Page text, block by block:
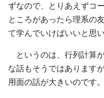
ずなので、とりあえずコ
ところがあったら理系の
て学んでいけばいいと思い
というのは、行列計算
な話もそうではあります
用面の話が大きいのです。